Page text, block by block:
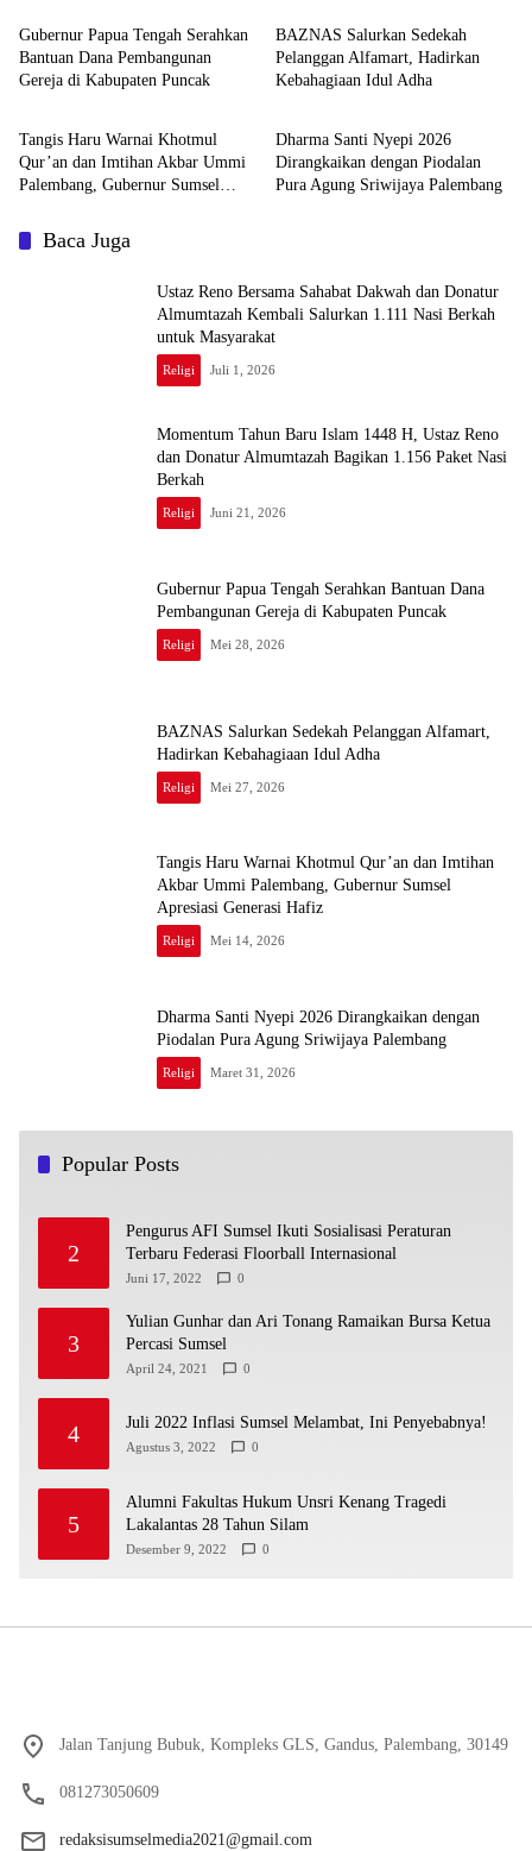
Gubernur Papua Tengah Serahkan
Bantuan Dana Pembangunan
Gereja di Kabupaten Puncak
BAZNAS Salurkan Sedekah
Pelanggan Alfamart, Hadirkan
Kebahagiaan Idul Adha
Religi
Tangis Haru Warnai Khotmul
Qur’an dan Imtihan Akbar Ummi
Palembang, Gubernur Sumsel
Religi
Dharma Santi Nyepi 2026
Dirangkaikan dengan Piodalan
Pura Agung Sriwijaya Palembang
Baca Juga
Ustaz Reno Bersama Sahabat Dakwah dan Donatur
Almumtazah Kembali Salurkan 1.111 Nasi Berkah
untuk Masyarakat
Religi Juli 1, 2026
Momentum Tahun Baru Islam 1448 H, Ustaz Reno
dan Donatur Almumtazah Bagikan 1.156 Paket Nasi
Berkah
Religi Juni 21, 2026
Gubernur Papua Tengah Serahkan Bantuan Dana
Pembangunan Gereja di Kabupaten Puncak
Religi Mei 28, 2026
BAZNAS Salurkan Sedekah Pelanggan Alfamart,
Hadirkan Kebahagiaan Idul Adha
Religi Mei 27, 2026
Tangis Haru Warnai Khotmul Qur’an dan Imtihan
Akbar Ummi Palembang, Gubernur Sumsel
Apresiasi Generasi Hafiz
Religi Mei 14, 2026
Dharma Santi Nyepi 2026 Dirangkaikan dengan
Piodalan Pura Agung Sriwijaya Palembang
Religi Maret 31, 2026
Popular Posts
2
Pengurus AFI Sumsel Ikuti Sosialisasi Peraturan
Terbaru Federasi Floorball Internasional
Juni 17, 2022 0
3
Yulian Gunhar dan Ari Tonang Ramaikan Bursa Ketua
Percasi Sumsel
April 24, 2021 0
4 Juli 2022 Inflasi Sumsel Melambat, Ini Penyebabnya!
Agustus 3, 2022 0
5
Alumni Fakultas Hukum Unsri Kenang Tragedi
Lakalantas 28 Tahun Silam
Desember 9, 2022 0
Jalan Tanjung Bubuk, Kompleks GLS, Gandus, Palembang, 30149
081273050609
redaksisumselmedia2021@gmail.com